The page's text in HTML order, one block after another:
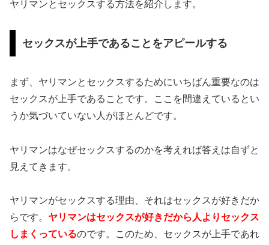
ヤリマンとセックスする方法を紹介します。
セックスが上手であることをアピールする
まず、ヤリマンとセックスするためにいちばん重要なのは
セックスが上手であることです。ここを間違えているとい
うか気づいていない人がほとんどです。
ヤリマンはなぜセックスするのかを考えれば答えは自ずと
見えてきます。
ヤリマンがセックスする理由、それはセックスが好きだか
らです。 ヤリマンはセックスが好きだから人よりセックス
しまくっているのです。このため、セックスが上手であれ